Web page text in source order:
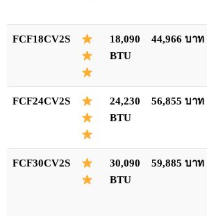
FCF18CV2S
18,090
BTU
44,966 บาท
FCF24CV2S
24,230
BTU
56,855 บาท
FCF30CV2S
30,090
BTU
59,885 บาท